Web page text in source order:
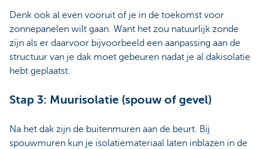
Denk ook al even vooruit of je in de toekomst voor
zonnepanelen wilt gaan. Want het zou natuurlijk zonde
zijn als er daarvoor bijvoorbeeld een aanpassing aan de
structuur van je dak moet gebeuren nadat je al dakisolatie
hebt geplaatst.
Stap 3: Muurisolatie (spouw of gevel)
Na het dak zijn de buitenmuren aan de beurt. Bij
spouwmuren kun je isolatiemateriaal laten inblazen in de